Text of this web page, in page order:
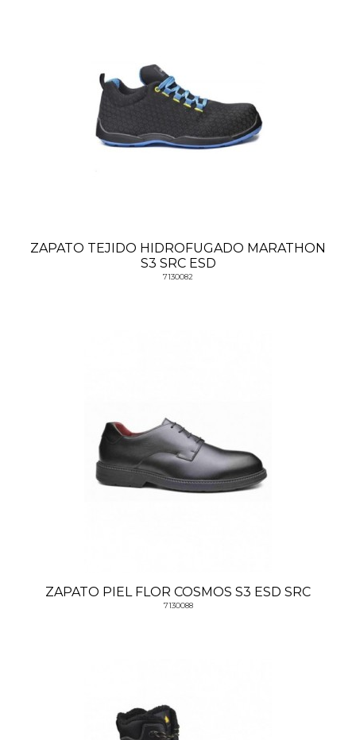
ZAPATO TEJIDO HIDROFUGADO MARATHON
S3 SRC ESD
7130082
ZAPATO PIEL FLOR COSMOS S3 ESD SRC
7130088